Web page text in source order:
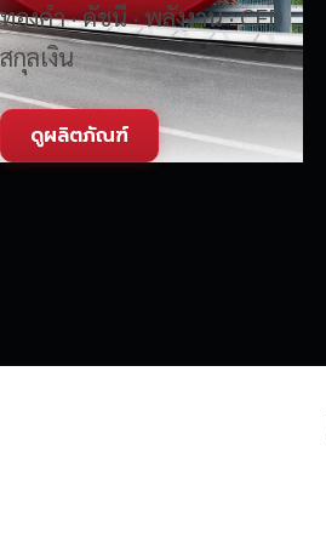
ทองคำ · ดัชนี · พลังงาน · CFD
สกุลเงิน
ดูผลิตภัณฑ์